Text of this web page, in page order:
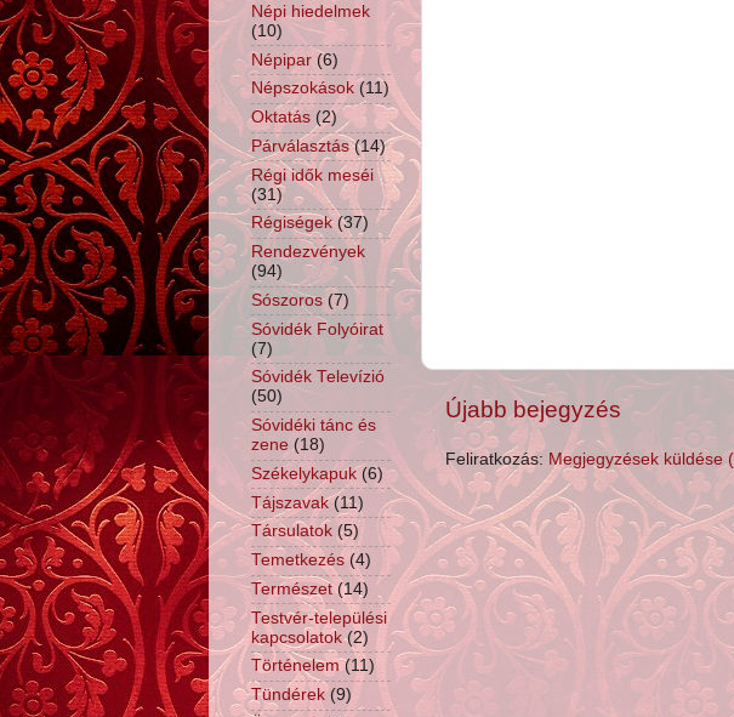
Újabb bejegyzés
Feliratkozás: Megjegyzések küldése
Népi hiedelmek
(10)
Népipar (6)
Népszokások (11)
Oktatás (2)
Párválasztás (14)
Régi idők meséi
(31)
Régiségek (37)
Rendezvények
(94)
Sószoros (7)
Sóvidék Folyóirat
(7)
Sóvidék Televízió
(50)
Sóvidéki tánc és
zene (18)
Székelykapuk (6)
Tájszavak (11)
Társulatok (5)
Temetkezés (4)
Természet (14)
Testvér-települési
kapcsolatok (2)
Történelem (11)
Tündérek (9)